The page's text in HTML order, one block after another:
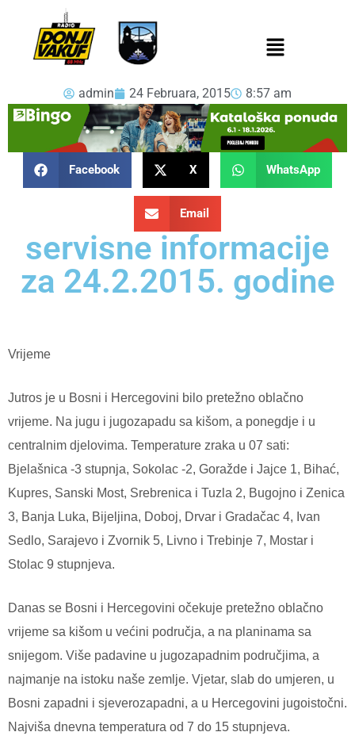
admin 24 Februara, 2015 8:57 am
Facebook X WhatsApp
Email
servisne informacije
za 24.2.2015. godine
Vrijeme
Jutros je u Bosni i Hercegovini bilo pretežno oblačno
vrijeme. Na jugu i jugozapadu sa kišom, a ponegdje i u
centralnim djelovima. Temperature zraka u 07 sati:
Bjelašnica -3 stupnja, Sokolac -2, Goražde i Jajce 1, Bihać,
Kupres, Sanski Most, Srebrenica i Tuzla 2, Bugojno i Zenica
3, Banja Luka, Bijeljina, Doboj, Drvar i Gradačac 4, Ivan
Sedlo, Sarajevo i Zvornik 5, Livno i Trebinje 7, Mostar i
Stolac 9 stupnjeva.
Danas se Bosni i Hercegovini očekuje pretežno oblačno
vrijeme sa kišom u većini područja, a na planinama sa
snijegom. Više padavine u jugozapadnim područjima, a
najmanje na istoku naše zemlje. Vjetar, slab do umjeren, u
Bosni zapadni i sjeverozapadni, a u Hercegovini jugoistočni.
Najviša dnevna temperatura od 7 do 15 stupnjeva.